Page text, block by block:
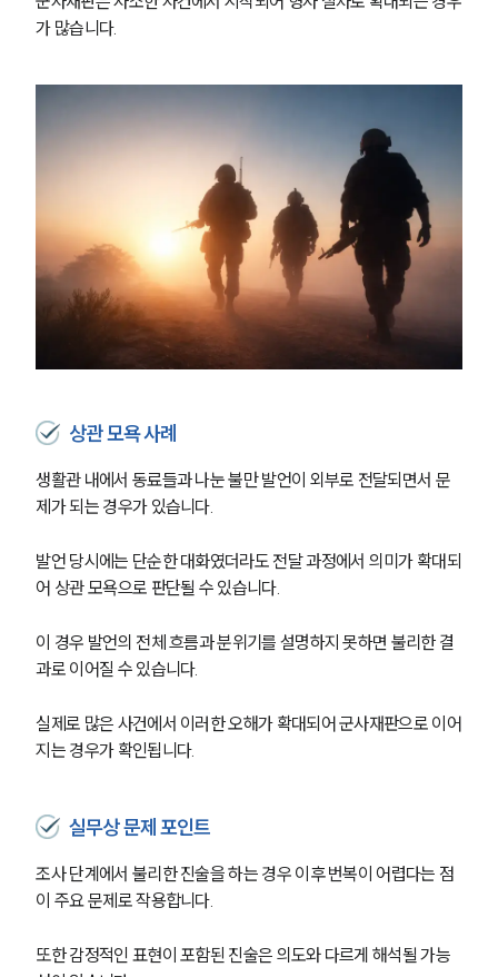
가 많습니다.
상관 모욕 사례
생활관 내에서 동료들과 나눈 불만 발언이 외부로 전달되면서 문
제가 되는 경우가 있습니다.
발언 당시에는 단순한 대화였더라도 전달 과정에서 의미가 확대되
어 상관 모욕으로 판단될 수 있습니다.
이 경우 발언의 전체 흐름과 분위기를 설명하지 못하면 불리한 결
과로 이어질 수 있습니다.
실제로 많은 사건에서 이러한 오해가 확대되어 군사재판으로 이어
지는 경우가 확인됩니다.
실무상 문제 포인트
조사 단계에서 불리한 진술을 하는 경우 이후 번복이 어렵다는 점
이 주요 문제로 작용합니다.
또한 감정적인 표현이 포함된 진술은 의도와 다르게 해석될 가능